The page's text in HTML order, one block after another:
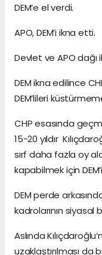
DEM’e el verdi.
APO, DEM’i ikna etti.
Devlet ve APO dağı
DEM ikna edilince
DEM’lileri
CHP esasında
15-20 yıldır
sırf daha fazla oy
kapabilmek için
DEM perde
kadrolarının siyasal
Aslında
uzaklaştırılması da